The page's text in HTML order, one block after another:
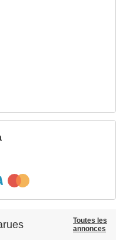
Toutes les
annonces